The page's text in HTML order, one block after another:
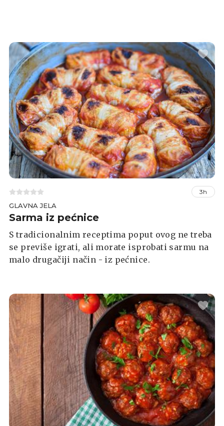
3h
GLAVNA JELA
Sarma iz pećnice
S tradicionalnim receptima poput ovog ne treba
se previše igrati, ali morate isprobati sarmu na
malo drugačiji način - iz pećnice.